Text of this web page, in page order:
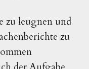
zu leugnen und
zu